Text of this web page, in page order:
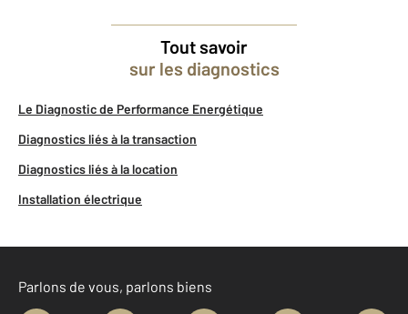
Tout savoir
sur les diagnostics
Le Diagnostic de Performance Energétique
Diagnostics liés à la transaction
Diagnostics liés à la location
Installation électrique
Parlons de vous, parlons biens